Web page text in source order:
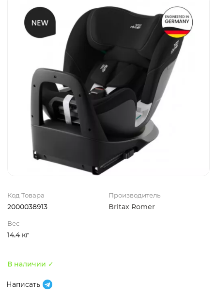
Код Товара
2000038913
Производитель
Britax Romer
Вес
14.4 кг
В наличии ✓
Написать